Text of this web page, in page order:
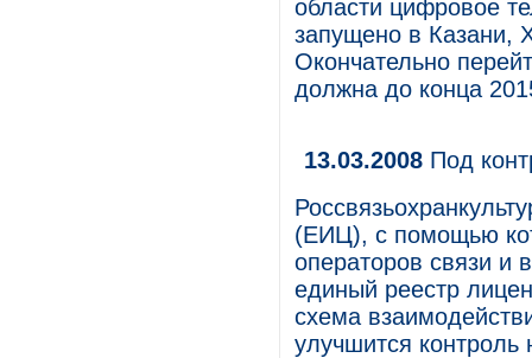
области цифровое
запущено в Казани,
Окончательно
должна до конца
13.03.2008 Под
(ЕИЦ), с помощью
операторов связи
единый реестр
схема
улучшится контроль